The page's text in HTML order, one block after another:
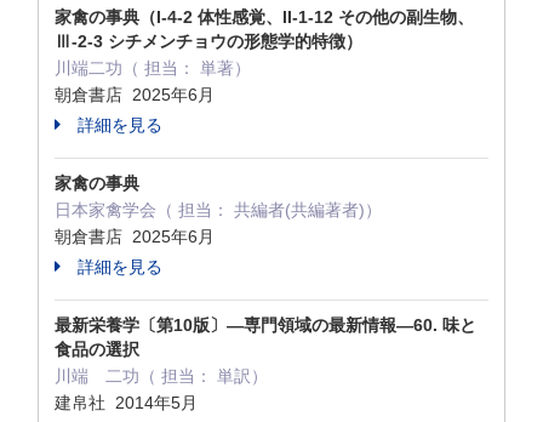
家禽の事典（I-4-2 体性感覚、II-1-12 その他の副生物、
Ⅲ-2-3 シチメンチョウの形態学的特徴）
川端二功（ 担当： 単著）
朝倉書店 2025年6月
詳細を見る
家禽の事典
日本家禽学会（ 担当： 共編者(共編著者)）
朝倉書店 2025年6月
詳細を見る
最新栄養学〔第10版〕―専門領域の最新情報―60. 味と
食品の選択
川端 二功（ 担当： 単訳）
建帛社 2014年5月